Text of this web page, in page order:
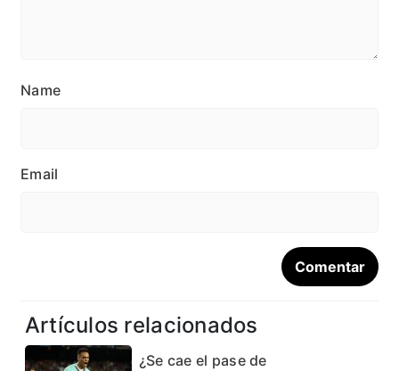
Name
Email
Artículos relacionados
¿Se cae el pase de